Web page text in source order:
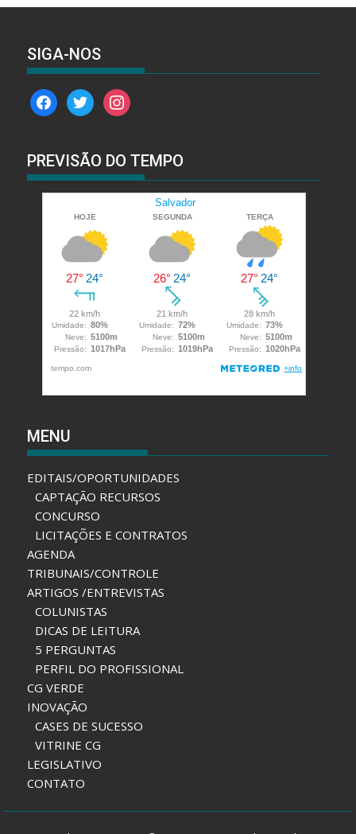
SIGA-NOS
facebooktwitterinstagram
PREVISÃO DO TEMPO
MENU
EDITAIS/OPORTUNIDADES
CAPTAÇÃO RECURSOS
CONCURSO
LICITAÇÕES E CONTRATOS
AGENDA
TRIBUNAIS/CONTROLE
ARTIGOS /ENTREVISTAS
COLUNISTAS
DICAS DE LEITURA
5 PERGUNTAS
PERFIL DO PROFISSIONAL
CG VERDE
INOVAÇÃO
CASES DE SUCESSO
VITRINE CG
LEGISLATIVO
CONTATO